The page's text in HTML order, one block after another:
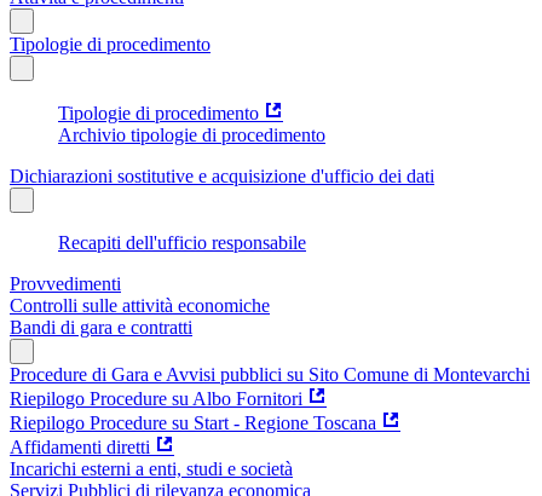
Tipologie di procedimento
Tipologie di procedimento
Archivio tipologie di procedimento
Dichiarazioni sostitutive e acquisizione d'ufficio dei dati
Recapiti dell'ufficio responsabile
Provvedimenti
Controlli sulle attività economiche
Bandi di gara e contratti
Procedure di Gara e Avvisi pubblici su Sito Comune di Montevarchi
Riepilogo Procedure su Albo Fornitori
Riepilogo Procedure su Start - Regione Toscana
Affidamenti diretti
Incarichi esterni a enti, studi e società
Servizi Pubblici di rilevanza economica